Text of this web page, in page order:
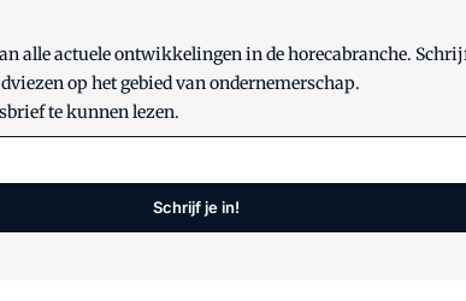
alle actuele ontwikkelingen in de horecabranche.
op het gebied van ondernemerschap.
te kunnen lezen.
Schrijf je in!